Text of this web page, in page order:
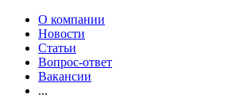
О компании
Новости
Статьи
Вопрос-ответ
Вакансии
...